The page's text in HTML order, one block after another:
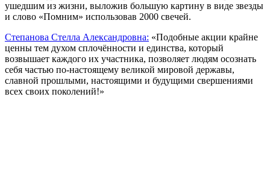
ушедшим из жизни, выложив большую картину в виде звезды
и слово «Помним» использовав 2000 свечей.
Степанова Стелла Александровна: «Подобные акции крайне
ценны тем духом сплочённости и единства, который
возвышает каждого их участника, позволяет людям осознать
себя частью по-настоящему великой мировой державы,
славной прошлыми, настоящими и будущими свершениями
всех своих поколений!»